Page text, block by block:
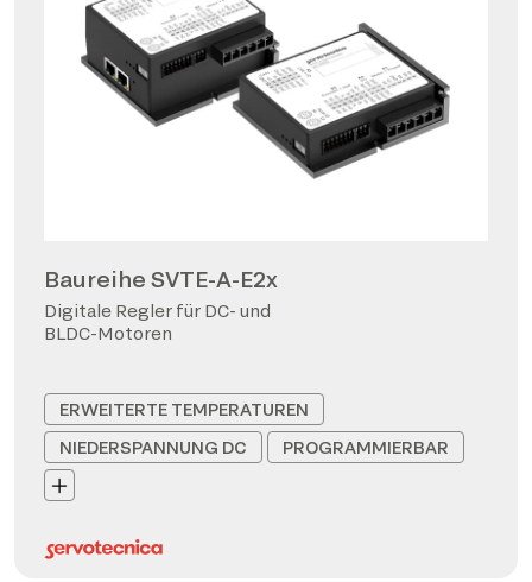
Baureihe SVTE-A-E2x
Digitale Regler für DC- und
BLDC-Motoren
ERWEITERTE TEMPERATUREN
NIEDERSPANNUNG DC
PROGRAMMIERBAR